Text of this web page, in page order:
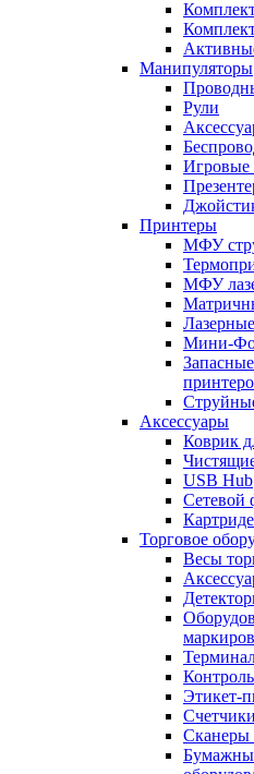
Манипуляторы
Рули
Принтеры
МФУ
МФУ
Лазерные
Мини-
Аксессуары
Коврик
USB Hub
Сетевой
Торговое
Весы
Этикет-
Сканеры